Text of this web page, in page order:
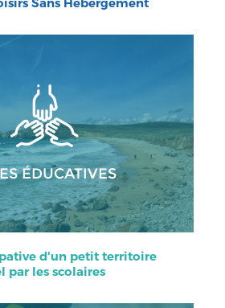
ÉDUCATIVES
d'un petit territoire
par les scolaires